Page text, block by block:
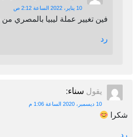
10 يناير، 2022 الساعة 2:12 ص
فين تغيير عملة ليبيا بالمصري
رد
يقول سناء:
10 ديسمبر، 2020 الساعة 1:06 م
شكرا
رد